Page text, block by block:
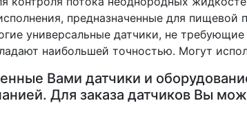
предназначенные для пищевой
универсальные датчики, не требующие
наибольшей точностью. Могут
Вами датчики и
Для заказа датчиков Вы